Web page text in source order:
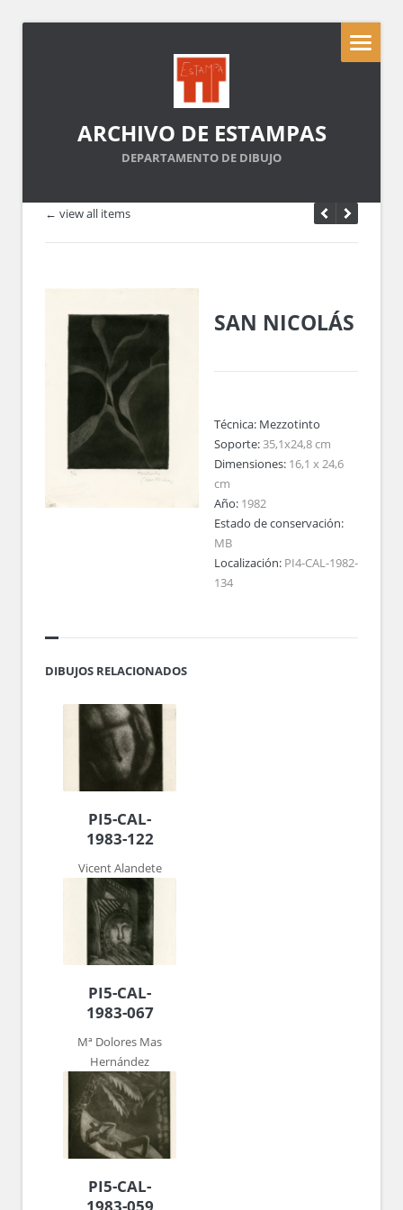
ARCHIVO DE ESTAMPAS
DEPARTAMENTO DE DIBUJO
← view all items
SAN NICOLÁS
Técnica: Mezzotinto
Soporte:35,1x24,8 cm
Dimensiones: 16,1 x 24,6
cm
Año: 1982
Estado de conservación:
MB
Localización: PI4-CAL-1982-
134
DIBUJOS RELACIONADOS
PI5-CAL-
1983-122
Vicent Alandete
PI5-CAL-
1983-067
Mª Dolores Mas
Hernández
PI5-CAL-